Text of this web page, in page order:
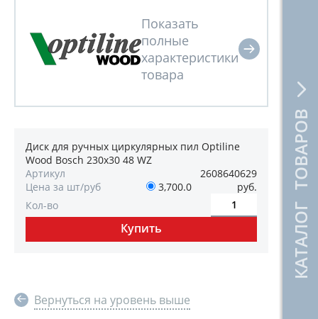
КАТАЛОГ ТОВАРОВ
Диск для ручных циркулярных пил Optiline
Wood Bosch 230х30 48 WZ
Артикул
2608640629
Цена за шт/руб
3,700.0
руб.
Кол-во
Вернуться на уровень выше